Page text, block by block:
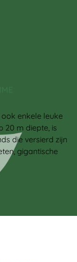
enkele leuke
20 m diepte, is
die versierd zijn
gigantische